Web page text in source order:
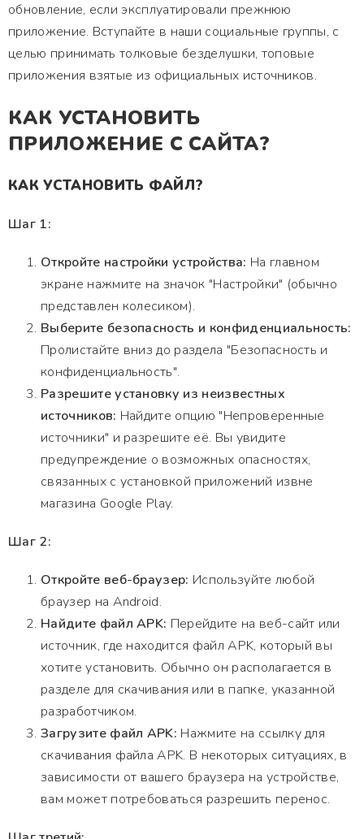
обновление, если эксплуатировали прежнюю
приложение. Вступайте в наши социальные группы, с
целью принимать толковые безделушки, топовые
приложения взятые из официальных источников.
КАК УСТАНОВИТЬ
ПРИЛОЖЕНИЕ С САЙТА?
КАК УСТАНОВИТЬ ФАЙЛ?
Шаг 1:
Откройте настройки устройства: На главном
экране нажмите на значок "Настройки" (обычно
представлен колесиком).
Выберите безопасность и конфиденциальность:
Пролистайте вниз до раздела "Безопасность и
конфиденциальность".
Разрешите установку из неизвестных
источников: Найдите опцию "Непроверенные
источники" и разрешите её. Вы увидите
предупреждение о возможных опасностях,
связанных с установкой приложений извне
магазина Google Play.
Шаг 2:
Откройте веб-браузер: Используйте любой
браузер на Android.
Найдите файл APK: Перейдите на веб-сайт или
источник, где находится файл APK, который вы
хотите установить. Обычно он располагается в
разделе для скачивания или в папке, указанной
разработчиком.
Загрузите файл APK: Нажмите на ссылку для
скачивания файла APK. В некоторых ситуациях, в
зависимости от вашего браузера на устройстве,
вам может потребоваться разрешить перенос.